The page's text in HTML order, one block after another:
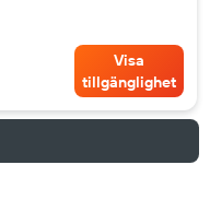
Visa
tillgänglighet